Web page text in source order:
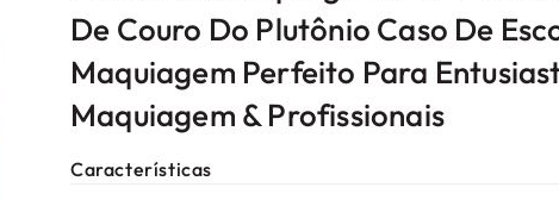
De Couro Do Plutônio Caso De
Maquiagem Perfeito Para
Maquiagem & Profissionais
Características